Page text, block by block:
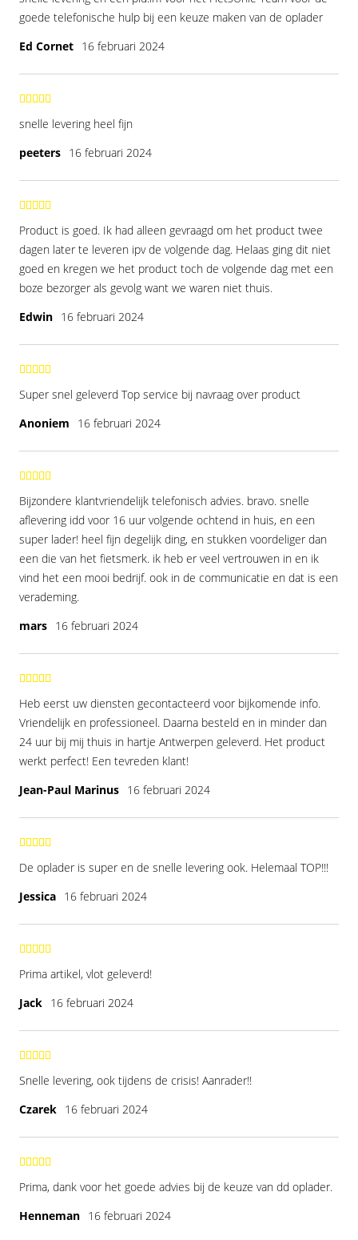
goede telefonische hulp bij een keuze maken van de oplader
Ed Cornet 16 februari 2024
snelle levering heel fijn
peeters 16 februari 2024
Product is goed. Ik had alleen gevraagd om het product twee
dagen later te leveren ipv de volgende dag. Helaas ging dit niet
goed en kregen we het product toch de volgende dag met een
boze bezorger als gevolg want we waren niet thuis.
Edwin 16 februari 2024
Super snel geleverd Top service bij navraag over product
Anoniem
16 februari 2024
Bijzondere klantvriendelijk telefonisch advies. bravo. snelle
aflevering idd voor 16 uur volgende ochtend in huis, en een
super lader! heel fijn degelijk ding, en stukken voordeliger dan
een die van het fietsmerk. ik heb er veel vertrouwen in en ik
vind het een mooi bedrijf. ook in de communicatie en dat is een
verademing.
mars 16 februari 2024
Heb eerst uw diensten gecontacteerd voor bijkomende info.
Vriendelijk en professioneel. Daarna besteld en in minder dan
24 uur bij mij thuis in hartje Antwerpen geleverd. Het product
werkt perfect! Een tevreden klant!
Jean-Paul Marinus 16 februari 2024
De oplader is super en de snelle levering ook. Helemaal TOP!!!
Jessica 16 februari 2024
Prima artikel, vlot geleverd!
Jack 16 februari 2024
Snelle levering, ook tijdens de crisis! Aanrader!!
Czarek 16 februari 2024
Prima, dank voor het goede advies bij de keuze van dd oplader.
Henneman 16 februari 2024